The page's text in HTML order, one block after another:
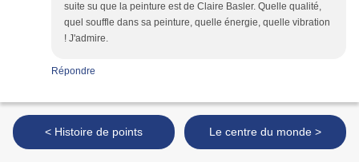
suite su que la peinture est de Claire Basler. Quelle qualité,
quel souffle dans sa peinture, quelle énergie, quelle vibration
! J'admire.
Répondre
< Histoire de points Le centre du monde >